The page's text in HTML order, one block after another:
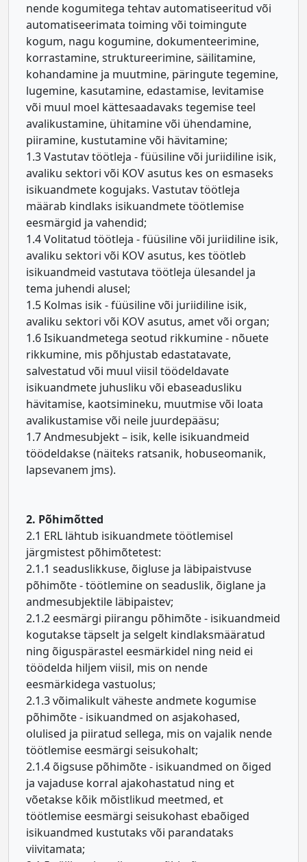
nende kogumitega tehtav automatiseeritud või
automatiseerimata toiming või toimingute
kogum, nagu kogumine, dokumenteerimine,
korrastamine, struktureerimine, säilitamine,
kohandamine ja muutmine, päringute tegemine,
lugemine, kasutamine, edastamise, levitamise
või muul moel kättesaadavaks tegemise teel
avalikustamine, ühitamine või ühendamine,
piiramine, kustutamine või hävitamine;
1.3 Vastutav töötleja - füüsiline või juriidiline isik,
avaliku sektori või KOV asutus kes on esmaseks
isikuandmete kogujaks. Vastutav töötleja
määrab kindlaks isikuandmete töötlemise
eesmärgid ja vahendid;
1.4 Volitatud töötleja - füüsiline või juriidiline isik,
avaliku sektori või KOV asutus, kes töötleb
isikuandmeid vastutava töötleja ülesandel ja
tema juhendi alusel;
1.5 Kolmas isik - füüsiline või juriidiline isik,
avaliku sektori või KOV asutus, amet või organ;
1.6 Isikuandmetega seotud rikkumine - nõuete
rikkumine, mis põhjustab edastatavate,
salvestatud või muul viisil töödeldavate
isikuandmete juhusliku või ebaseadusliku
hävitamise, kaotsimineku, muutmise või loata
avalikustamise või neile juurdepääsu;
1.7 Andmesubjekt – isik, kelle isikuandmeid
töödeldakse (näiteks ratsanik, hobuseomanik,
lapsevanem jms).
2. Põhimõtted
2.1 ERL lähtub isikuandmete töötlemisel
järgmistest põhimõtetest:
2.1.1 seaduslikkuse, õigluse ja läbipaistvuse
põhimõte - töötlemine on seaduslik, õiglane ja
andmesubjektile läbipaistev;
2.1.2 eesmärgi piirangu põhimõte - isikuandmeid
kogutakse täpselt ja selgelt kindlaksmääratud
ning õiguspärastel eesmärkidel ning neid ei
töödelda hiljem viisil, mis on nende
eesmärkidega vastuolus;
2.1.3 võimalikult väheste andmete kogumise
põhimõte - isikuandmed on asjakohased,
olulised ja piiratud sellega, mis on vajalik nende
töötlemise eesmärgi seisukohalt;
2.1.4 õigsuse põhimõte - isikuandmed on õiged
ja vajaduse korral ajakohastatud ning et
võetakse kõik mõistlikud meetmed, et
töötlemise eesmärgi seisukohast ebaõiged
isikuandmed kustutaks või parandataks
viivitamata;